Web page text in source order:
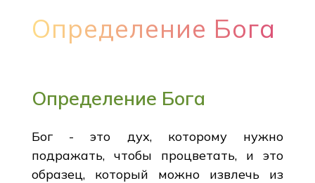
Определение Бога
Определение Бога
Бог - это дух, которому нужно
подражать, чтобы процветать, и это
образец, который можно извлечь из